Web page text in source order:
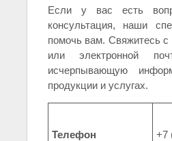
Если у вас есть
консультация, наши
помочь вам. Свяжитесь
или электронной
исчерпывающую
продукции и услугах.
Телефон +7